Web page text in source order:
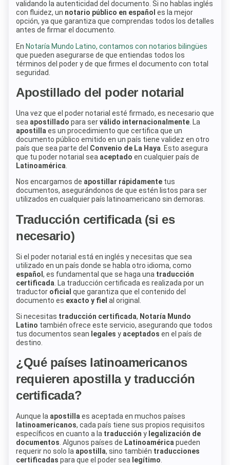
validando la autenticidad del documento. Si no hablas inglés
con fluidez, un notario público en español es la mejor
opción, ya que garantiza que comprendas todos los detalles
antes de firmar el documento.
En Notaría Mundo Latino, contamos con notarios bilingües
que pueden asegurarse de que entiendas todos los
términos del poder y de que firmes el documento con total
seguridad.
Apostillado del poder notarial
Una vez que el poder notarial esté firmado, es necesario que
sea apostillado para serválido internacionalmente . La
apostilla es un procedimiento que certifica que un
documento público emitido en un país tiene validez en otro
país que sea parte del Convenio de La Haya . Esto asegura
que tu poder notarial sea aceptado en cualquier país de
Latinoamérica
Nos encargamos de apostillar rápidamente tus
documentos, asegurándonos de que estén listos para ser
utilizados en cualquier país latinoamericano sin demoras.
Traducción certificada (si es
necesario)
Si el poder notarial está en inglés y necesitas que sea
utilizado en un país donde se habla otro idioma, como
español , es fundamental que se haga una traducción
certificada . La traducción certificada es realizada por un
traductor oficial que garantiza que el contenido del
documento es exacto y fiel al original.
Si necesitas traducción certificada, Notaría Mundo
Latino también ofrece este servicio, asegurando que todos
tus documentos sean legales y aceptados en el país de
destino.
¿Qué países latinoamericanos
requieren apostilla y traducción
certificada?
Aunque la apostillaes aceptada en muchos países
latinoamericanos, cada país tiene sus propios requisitos
específicos en cuanto a la traducción y legalización de
documentos. Algunos países de Latinoaméricapueden
requerir no solo la apostilla, sino también traducciones
certificadas para que el poder sea legítimo.